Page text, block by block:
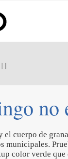
no
el cuerpo de
municipales.
color verde que